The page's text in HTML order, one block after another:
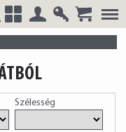
Szélesség